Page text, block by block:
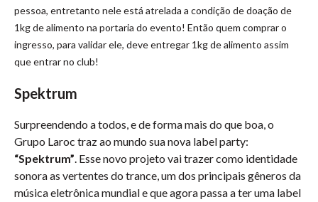
pessoa, entretanto nele está atrelada a condição de doação de
1kg de alimento na portaria do evento! Então quem comprar o
ingresso, para validar ele, deve entregar 1kg de alimento assim
que entrar no club!
Spektrum
Surpreendendo a todos, e de forma mais do que boa, o
Grupo Laroc traz ao mundo sua nova label party:
“Spektrum”. Esse novo projeto vai trazer como identidade
sonora as vertentes do trance, um dos principais gêneros da
música eletrônica mundial e que agora passa a ter uma label